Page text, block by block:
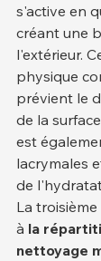
s'active en
créant une
l'extérieur.
physique
prévient le
de la
est
lacrymales
de
La
à la
nettoyage